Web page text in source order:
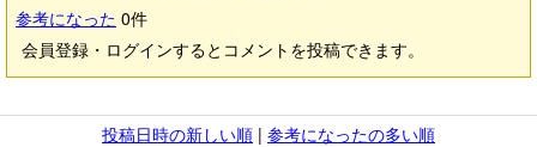
参考になった 0件
会員登録・ログインするとコメントを投稿できます。
投稿日時の新しい順 | 参考になったの多い順